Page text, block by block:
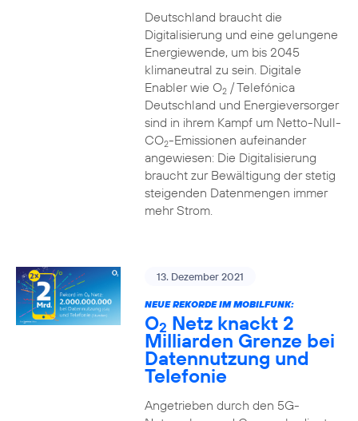
Deutschland braucht die
Digitalisierung und eine gelungene
Energiewende, um bis 2045
klimaneutral zu sein. Digitale
Enabler wie O2/ Telefónica
Deutschland und Energieversorger
sind in ihrem Kampf um Netto-Null-
CO2-Emissionen aufeinander
angewiesen: Die Digitalisierung
braucht zur Bewältigung der stetig
steigenden Datenmengen immer
mehr Strom.
13. Dezember 2021
NEUE REKORDE IM MOBILFUNK:
O2 Netz knackt 2
Milliarden Grenze bei
Datennutzung und
Telefonie
Angetrieben durch den 5G-